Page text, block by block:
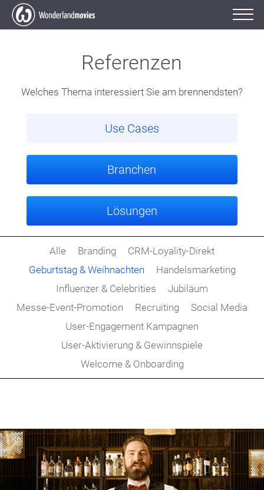
Referenzen
Welches Thema interessiert Sie am brennendsten?
Use Cases
Branchen
Lösungen
Alle Branding
CRM-Loyality-Direkt
Geburtstag & Weihnachten
Handelsmarketing
Influenzer & Celebrities
Jubiläum
Messe-Event-Promotion
Recruiting
Social Media
User-Engagement Kampagnen
User-Aktivierung & Gewinnspiele
Welcome & Onboarding